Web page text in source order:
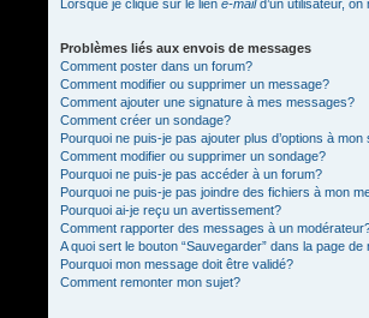
Lorsque je clique sur le lien e-maild’un utilisateur,
Problèmes liés aux envois de messages
Comment poster dans un forum?
Comment modifier ou supprimer un message?
Comment ajouter une signature à mes messages?
Comment créer un sondage?
Pourquoi ne puis-je pas ajouter plus d’options à mon
Comment modifier ou supprimer un sondage?
Pourquoi ne puis-je pas accéder à un forum?
Pourquoi ne puis-je pas joindre des fichiers à mon
Pourquoi ai-je reçu un avertissement?
Comment rapporter des messages à un
A quoi sert le bouton “Sauvegarder” dans la page
Pourquoi mon message doit être validé?
Comment remonter mon sujet?